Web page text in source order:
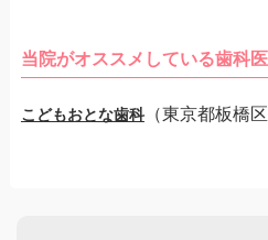
当院がオススメしている歯科
こどもおとな歯科（東京都板橋区